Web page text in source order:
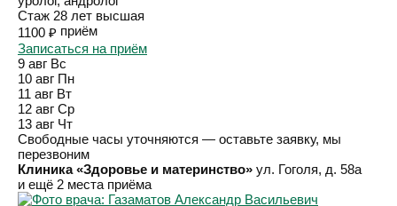
Стаж 28 лет высшая
1100 ₽ приём
Записаться на приём
9 авг Вс
10 авг Пн
11 авг Вт
12 авг Ср
13 авг Чт
Свободные часы уточняются — оставьте заявку, мы
перезвоним
Клиника «Здоровье и материнство» ул. Гоголя, д. 58а
и ещё 2 места приёма